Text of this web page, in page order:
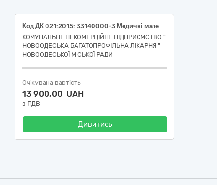
Код ДК 021:2015: 33140000-3 Медичні матеріали (Медичні матеріали для зубопротезного та стоматологічного кабінетів)
КОМУНАЛЬНЕ НЕКОМЕРЦІЙНЕ ПІДПРИЄМСТВО "
НОВООДЕСЬКА БАГАТОПРОФІЛЬНА ЛІКАРНЯ "
НОВООДЕСЬКОЇ МІСЬКОЇ РАДИ
Очікувана вартість
13 900,00 UAH
з ПДВ
Дивитись